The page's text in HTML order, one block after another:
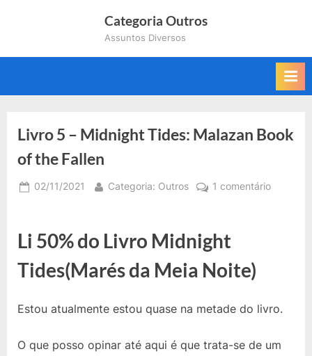
Categoria Outros
Assuntos Diversos
Livro 5 – Midnight Tides: Malazan Book
of the Fallen
Posted
02/11/2021 By
Categoria: Outros 1 comentárioem
of
Fallen
Li 50% do Livro Midnight
Tides(Marés da Meia Noite)
Estou atualmente estou quase na metade do livro.
O que posso opinar até aqui é que trata-se de um